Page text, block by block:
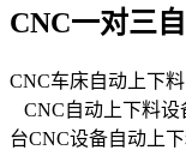
CNC一对三
CNC车床自动上下料
CNC自动上下料设
台CNC设备自动上